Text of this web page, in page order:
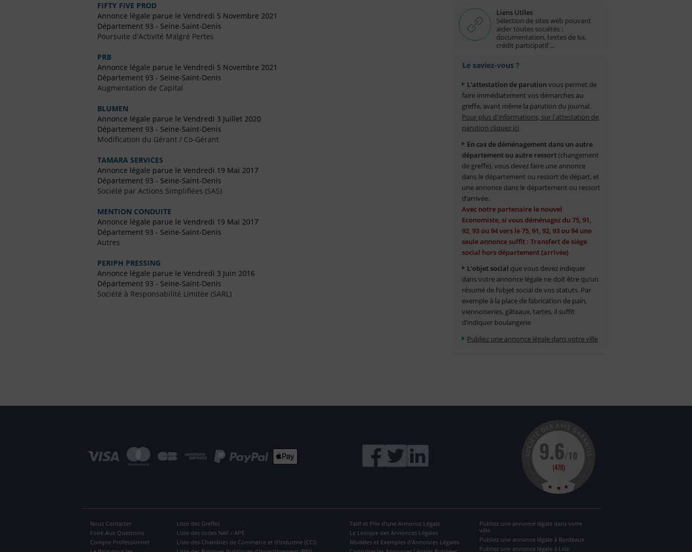
FIFTY FIVE PROD
Annonce légale parue le Vendredi 5 Novembre 2021
Département 93 - Seine-Saint-Denis
Poursuite d'Activité Malgré Pertes
PRB
Annonce légale parue le Vendredi 5 Novembre 2021
Département 93 - Seine-Saint-Denis
Augmentation de Capital
BLUMEN
Annonce légale parue le Vendredi 3 Juillet 2020
Département 93 - Seine-Saint-Denis
Modification du Gérant / Co-Gérant
TAMARA SERVICES
Annonce légale parue le Vendredi 19 Mai 2017
Département 93 - Seine-Saint-Denis
Société par Actions Simplifiées (SAS)
MENTION CONDUITE
Annonce légale parue le Vendredi 19 Mai 2017
Département 93 - Seine-Saint-Denis
Autres
PERIPH PRESSING
Annonce légale parue le Vendredi 3 Juin 2016
Département 93 - Seine-Saint-Denis
Société à Responsabilité Limitée (SARL)
Liens Utiles
Sélection de sites web pouvant
aider toutes sociétés :
documentation, textes de loi,
crédit participatif ...
Le saviez-vous ?
L'attestation de parution vous permet de
faire immédiatement vos démarches au
greffe, avant même la parution du journal.
Pour plus d'informations, sur l'attestation de
parution cliquez ici
En cas de déménagement dans un autre
département ou autre ressort(changement
de greffe), vous devez faire une annonce
dans le département ou ressort de départ, et
une annonce dans le département ou ressort
d’arrivée.
Avec notre partenaire le nouvel
Economiste, si vous déménagez du 75, 91,
92, 93 ou 94 vers le 75, 91, 92, 93 ou 94 une
seule annonce suffit : Transfert de siège
social hors département (arrivée)
L’objet social que vous devez indiquer
dans votre annonce légale ne doit être qu’un
résumé de l’objet social de vos statuts. Par
exemple à la place de fabrication de pain,
viennoiseries, gâteaux, tartes, il suffit
d’indiquer boulangerie
Publiez une annonce légale dans votre ville
Nous Contacter
Foire Aux Questions
Compte Professionnel
Liste des Greffes
Liste des codes NAF / APE
Liste des Chambres de Commerce et d'Industrie (CCI)
Tarif et Prix d'une Annonce Légale
Le Lexique des Annonces Légales
Modèles et Exemples d'Annonces Légales
Publiez une annonce légale dans votre
ville
Publiez une annonce légale à Bordeaux
Publiez une annonce légale à Lille